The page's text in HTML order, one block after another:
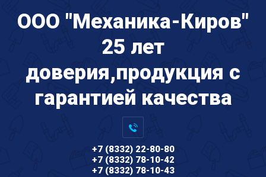
ООО "Механика-Киров"
25 лет
доверия,продукция с
гарантией качества
+7 (8332) 22-80-80
+7 (8332) 78-10-42
+7 (8332) 78-10-43